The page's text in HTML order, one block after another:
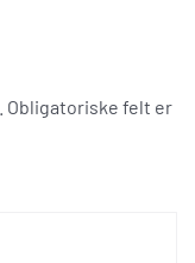
Obligatoriske felt er